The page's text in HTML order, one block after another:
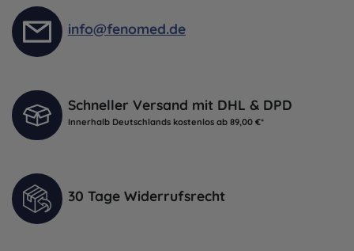
info@fenomed.de
Schneller Versand mit DHL & DPD
Innerhalb Deutschlands kostenlos ab 89,00 €*
30 Tage Widerrufsrecht